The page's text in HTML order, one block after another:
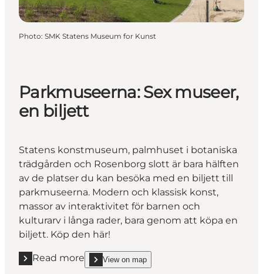
Photo: SMK Statens Museum for Kunst
Parkmuseerna: Sex museer,
en biljett
Statens konstmuseum, palmhuset i botaniska
trädgården och Rosenborg slott är bara hälften
av de platser du kan besöka med en biljett till
parkmuseerna. Modern och klassisk konst,
massor av interaktivitet för barnen och
kulturarv i långa rader, bara genom att köpa en
biljett. Köp den här!
Read more
Read more "Parkmuseerna: Sex museer, en biljett"
View on map
show Parkmuseerna: Sex museer, en biljett